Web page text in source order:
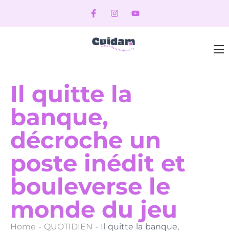
Il quitte la
banque,
décroche un
poste inédit et
bouleverse le
monde du jeu
Home - QUOTIDIEN - Il quitte la banque,